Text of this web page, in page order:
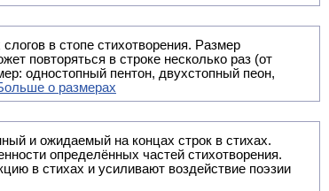
в стопе стихотворения. Размер
повторяться в строке несколько раз (от
одностопный пентон, двухстопный пеон,
о размерах
и ожидаемый на концах строк в стихах.
определённых частей стихотворения.
в стихах и усиливают воздействие поэзии